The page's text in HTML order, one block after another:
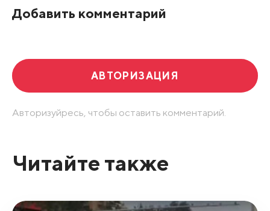
Добавить комментарий
АВТОРИЗАЦИЯ
Авторизуйресь, чтобы оставить комментарий.
Читайте также